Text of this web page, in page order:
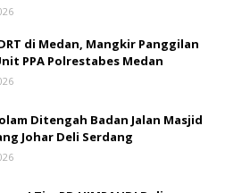
di Medan, Mangkir Panggilan
PPA Polrestabes Medan
Ditengah Badan Jalan Masjid
Johar Deli Serdang